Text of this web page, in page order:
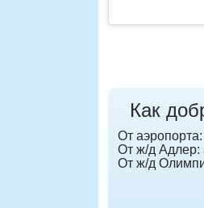
Как
От
От ж/д Адлер:
От ж/д